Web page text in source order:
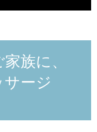
族に、
ージ